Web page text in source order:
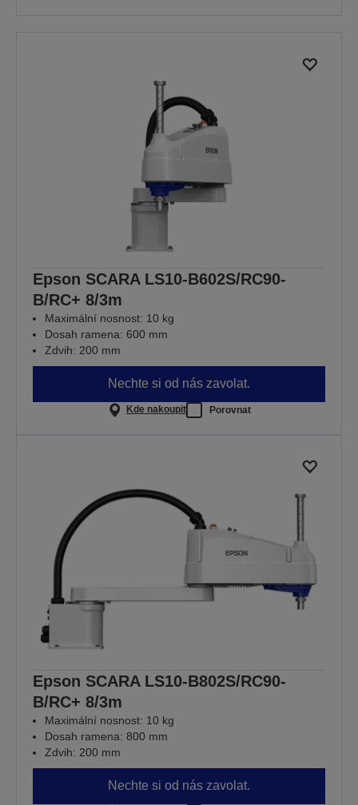
Epson SCARA LS10-B602S/RC90-
B/RC+ 8/3m
Maximální nosnost: 10 kg
Dosah ramena: 600 mm
Zdvih: 200 mm
Nechte si od nás zavolat.
Kde nakoupit Porovnat
Epson SCARA LS10-B802S/RC90-
B/RC+ 8/3m
Maximální nosnost: 10 kg
Dosah ramena: 800 mm
Zdvih: 200 mm
Nechte si od nás zavolat.